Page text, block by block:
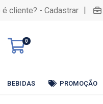
é cliente? - Cadastrar |
0
BEBIDAS PROMOÇÃO